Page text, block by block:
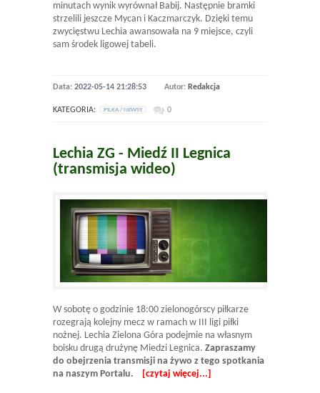
minutach wynik wyrównał Babij. Następnie bramki
strzelili jeszcze Mycan i Kaczmarczyk. Dzięki temu
zwycięstwu Lechia awansowała na 9 miejsce, czyli
sam środek ligowej tabeli.
Data: 2022-05-14 21:28:53 Autor: Redakcja
KATEGORIA: PILKA / NEWSY 0
Lechia ZG - Miedź II Legnica
(transmisja wideo)
W sobotę o godzinie 18:00 zielonogórscy piłkarze
rozegrają kolejny mecz w ramach w III ligi piłki
nożnej. Lechia Zielona Góra podejmie na własnym
boisku drugą drużynę Miedzi Legnica. Zapraszamy
do obejrzenia transmisji na żywo z tego spotkania
na naszym Portalu.
[czytaj więcej...]